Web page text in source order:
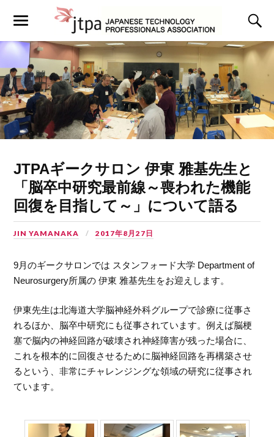
JTPAギークサロン 伊東 雅基先生と
「脳卒中研究最前線～喪われた機能
回復を目指して～」について語る
JIN YAMANAKA 2017年8月27日
9月のギークサロンでは スタンフォード大学 Department of
Neurosurgery所属の 伊東 雅基先生をお迎えします。
伊東先生は北海道大学脳神経外科グループで診療に従事さ
れるほか、脳卒中研究にも従事されています。例えば脳梗
塞で脳内の神経回路が破壊され神経障害が残った場合に、
これを根本的に回復させるために脳神経回路を再構築させ
るという、非常にチャレンジングな領域の研究に従事され
ています。